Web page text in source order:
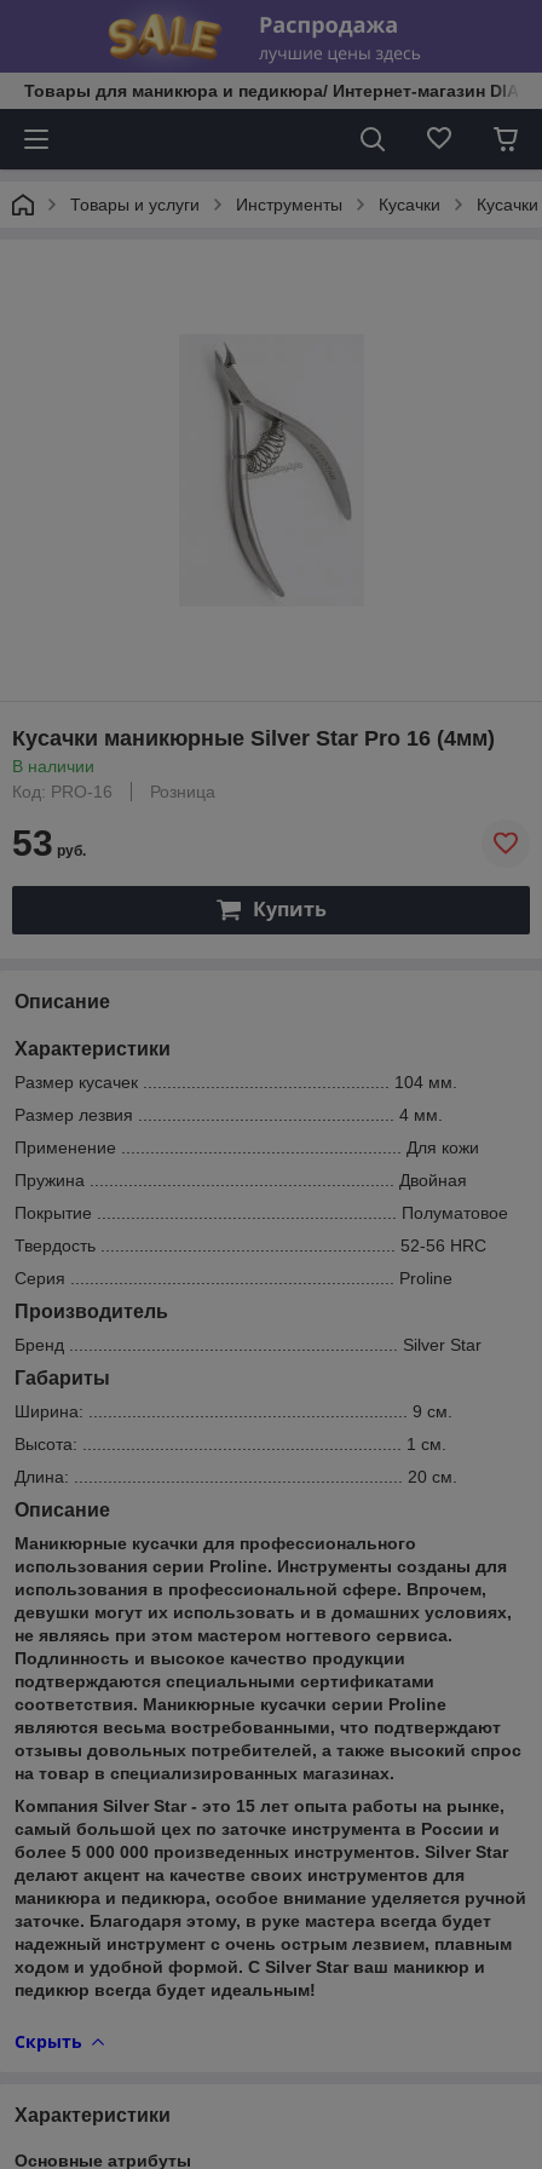
Товары для маникюра и педикюра/ Интернет-магазин
Товары и услуги Инструменты Кусачки
Кусачки маникюрные Silver Star Pro 16 (4мм)
В наличии
Код: PRO-16
Розница
53 руб.
Купить
Описание
Характеристики
Размер кусачек ................................................... 104 мм.
Размер лезвия ..................................................... 4 мм.
Применение .......................................................... Для кожи
Пружина ............................................................... Двойная
Покрытие .............................................................. Полуматовое
Твердость ............................................................. 52-56 HRC
Серия ................................................................... Proline
Производитель
Бренд .................................................................... Silver Star
Габариты
Ширина: .................................................................. 9 см.
Высота: .................................................................. 1 см.
Длина: .................................................................... 20 см.
Описание
Маникюрные кусачки для профессионального
использования серии Proline. Инструменты созданы для
использования в профессиональной сфере. Впрочем,
девушки могут их использовать и в домашних условиях,
не являясь при этом мастером ногтевого сервиса.
Подлинность и высокое качество продукции
подтверждаются специальными сертификатами
соответствия. Маникюрные кусачки серии Proline
являются весьма востребованными, что подтверждают
отзывы довольных потребителей, а также высокий спрос
на товар в специализированных магазинах.
Компания Silver Star - это 15 лет опыта работы на рынке,
самый большой цех по заточке инструмента в России и
более 5 000 000 произведенных инструментов. Silver Star
делают акцент на качестве своих инструментов для
маникюра и педикюра, особое внимание уделяется ручной
заточке. Благодаря этому, в руке мастера всегда будет
надежный инструмент с очень острым лезвием, плавным
ходом и удобной формой. С Silver Star ваш маникюр и
педикюр всегда будет идеальным!
Скрыть
Характеристики
Основные атрибуты